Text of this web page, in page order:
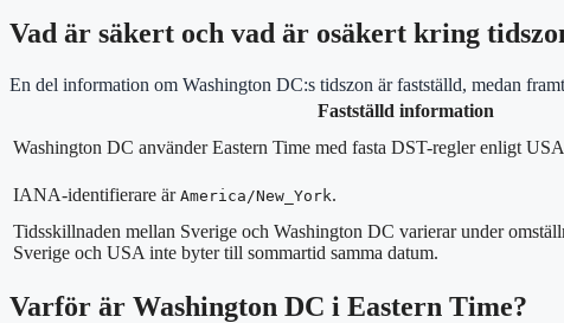
Vad är säkert och vad är osäkert kring
En del information om Washington DC:s tidszon är fastställd, medan
Fastställd information
Washington DC använder Eastern Time med fasta DST-regler enligt
IANA-identifierare är America/New_York.
Tidsskillnaden mellan Sverige och Washington DC varierar under
Sverige och USA inte byter till sommartid samma datum.
Varför är Washington DC i Eastern Time?